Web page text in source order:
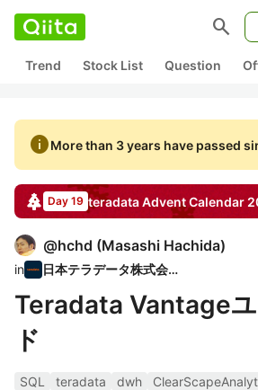
search
Trend Stock List Question
infoMore than 3 years have passed
Day 19 teradataAdvent Calendar
@hchd (Masashi Hachida)
in 日本テラデータ株式会社
Teradata Vantage
ド
SQL teradata dwh